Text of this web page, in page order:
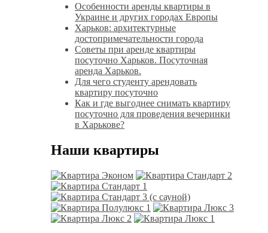
Особенности аренды квартиры в
Украине и других городах Европы
Харьков: архитектурные
достопримечательности города
Советы при аренде квартиры
посуточно Харьков. Посуточная
аренда Харьков.
Для чего студенту арендовать
квартиру посуточно
Как и где выгоднее снимать квартиру
посуточно для проведения вечеринки
в Харькове?
Наши квартиры